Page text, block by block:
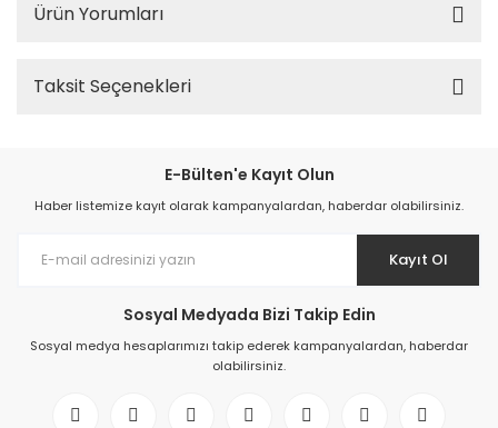
Ürün Yorumları
Taksit Seçenekleri
E-Bülten'e Kayıt Olun
Haber listemize kayıt olarak kampanyalardan, haberdar olabilirsiniz.
Kayıt Ol
Sosyal Medyada Bizi Takip Edin
Sosyal medya hesaplarımızı takip ederek kampanyalardan, haberdar
olabilirsiniz.